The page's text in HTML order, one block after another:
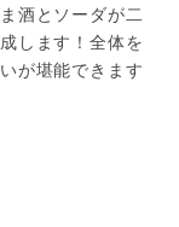
酒とソーダが二
します！全体を
が堪能できます